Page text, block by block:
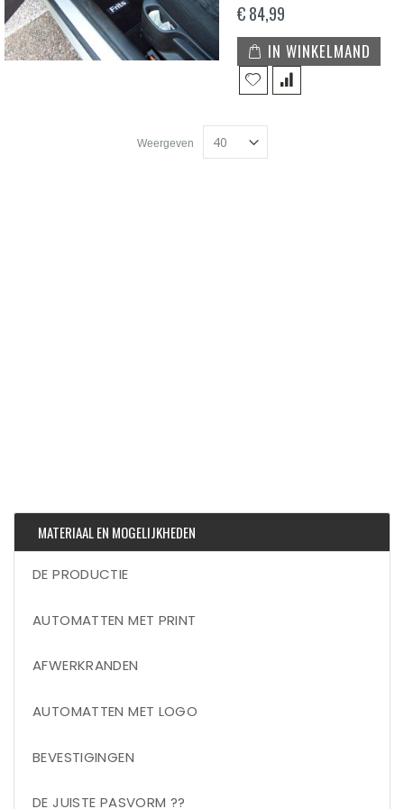
€ 84,99
IN WINKELMAND
Weergeven
MATERIAAL EN MOGELIJKHEDEN
DE PRODUCTIE
AUTOMATTEN MET PRINT
AFWERKRANDEN
AUTOMATTEN MET LOGO
BEVESTIGINGEN
DE JUISTE PASVORM ??